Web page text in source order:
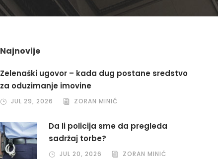
Najnovije
Zelenaški ugovor – kada dug postane sredstvo
za oduzimanje imovine
JUL 29, 2026 ZORAN MINIĆ
Da li policija sme da pregleda
sadržaj torbe?
JUL 20, 2026 ZORAN MINIĆ